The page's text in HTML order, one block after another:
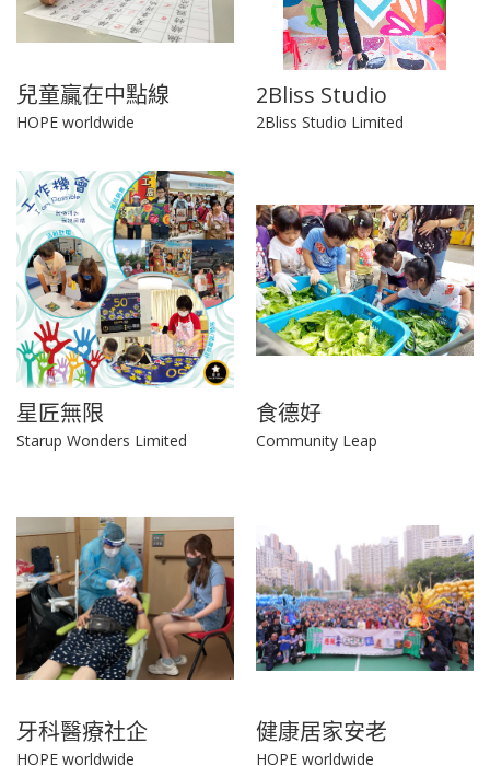
兒童贏在中點線
HOPE worldwide
2Bliss Studio
2Bliss Studio Limited
星匠無限
Starup Wonders Limited
食德好
Community Leap
牙科醫療社企
HOPE worldwide
健康居家安老
HOPE worldwide